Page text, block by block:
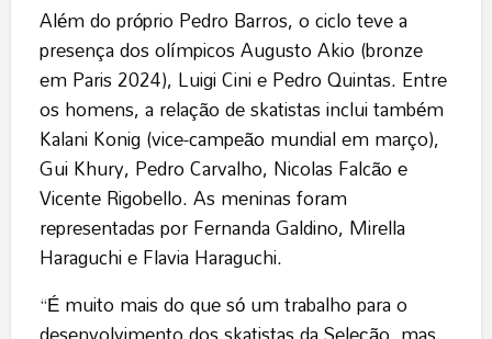
Além do próprio Pedro Barros, o ciclo teve a
presença dos olímpicos Augusto Akio (bronze
em Paris 2024), Luigi Cini e Pedro Quintas. Entre
os homens, a relação de skatistas inclui também
Kalani Konig (vice-campeão mundial em março),
Gui Khury, Pedro Carvalho, Nicolas Falcão e
Vicente Rigobello. As meninas foram
representadas por Fernanda Galdino, Mirella
Haraguchi e Flavia Haraguchi.
“É muito mais do que só um trabalho para o